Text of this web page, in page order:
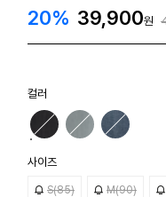
20% 39,900원
컬러
사이즈
S(85) M(90)